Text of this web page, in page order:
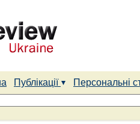
Публікації
Персональні